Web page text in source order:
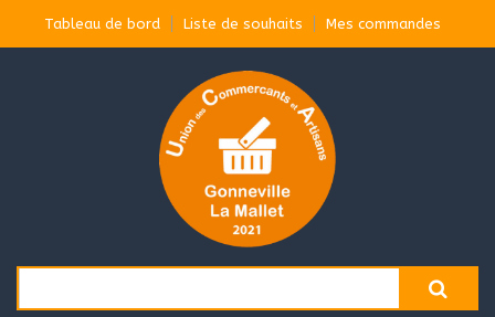
Tableau de bord Liste de souhaits Mes commandes